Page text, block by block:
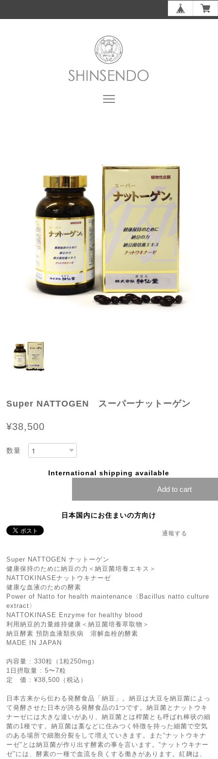
Super NATTOGEN スーパーナットーゲン
¥38,500
数量
International shipping available
Add to cart
日本国内にお住まいの方向け
通報する
Super NATTOGEN ナットーゲン
健康保持のために納豆の力＜納豆菌培養エキス＞
NATTOKINASEナットウキナーゼ
健康な血液のための酵素
Power of Natto for health maintenance〈Bacillus natto culture
extract〉
NATTOKINASE Enzyme for healthy blood
利用納豆的力量維持健康＜納豆菌培養萃取物＞
納豆酵素 預防血液類疾病 溶解血栓的酵素
MADE IN JAPAN
内容量 : 330粒（1粒250mg）
1日摂取量 : 5〜7粒
定 価 : ¥38,500（税込）
日本古来から伝わる発酵食品「納豆」。納豆は大豆を納豆菌によっ
て発酵させた日本が誇る発酵食品の1つです。納豆菌とナットウキ
ナーゼには大きな違いがあり、納豆菌とは桿菌とも呼ばれ棒状の細
菌の1種です。納豆菌は藁などに住みつく特徴を持った細菌で空気
のある場所で細胞分裂をして増えていきます。また“ナットウキナ
ーゼ”とは納豆菌が作り出す酵素の事を言います。“ナットウキナー
ゼ”には、酵素の一種で血流を良くする働きがあります。紅麹は、